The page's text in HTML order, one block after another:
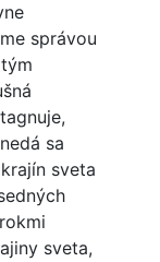
správou
sa
sveta
sveta,